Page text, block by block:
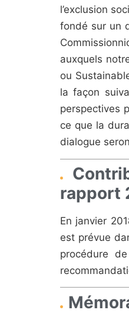
l’exclusion
fondé sur un
auxquels
ou
la façon
perspectives
ce que la
dialogue
rapport
En janvier
est prévue
procédure